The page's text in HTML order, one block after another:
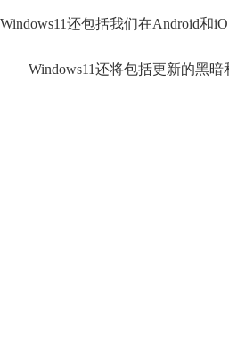
Windows11还包括我们在Android和
Windows11还将包括更新的黑暗